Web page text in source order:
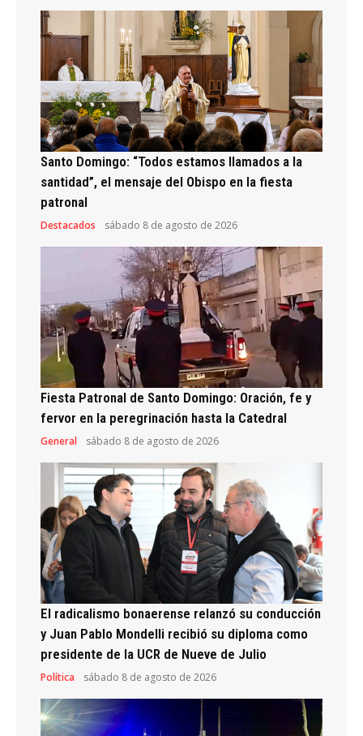
Santo Domingo: “Todos estamos llamados a la
santidad”, el mensaje del Obispo en la fiesta
patronal
Destacados sábado 8 de agosto de 2026
Fiesta Patronal de Santo Domingo: Oración, fe y
fervor en la peregrinación hasta la Catedral
General sábado 8 de agosto de 2026
El radicalismo bonaerense relanzó su conducción
y Juan Pablo Mondelli recibió su diploma como
presidente de la UCR de Nueve de Julio
Política sábado 8 de agosto de 2026